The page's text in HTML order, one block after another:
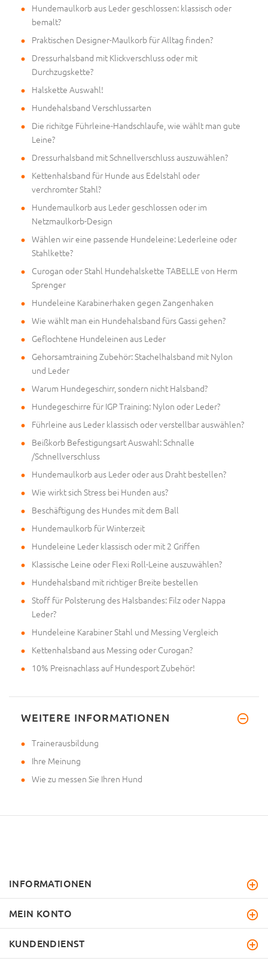
Hundemaulkorb aus Leder geschlossen: klassisch oder
bemalt?
Praktischen Designer-Maulkorb für Alltag finden?
Dressurhalsband mit Klickverschluss oder mit
Durchzugskette?
Halskette Auswahl!
Hundehalsband Verschlussarten
Die richitge Führleine-Handschlaufe, wie wählt man gute
Leine?
Dressurhalsband mit Schnellverschluss auszuwählen?
Kettenhalsband für Hunde aus Edelstahl oder
verchromter Stahl?
Hundemaulkorb aus Leder geschlossen oder im
Netzmaulkorb-Design
Wählen wir eine passende Hundeleine: Lederleine oder
Stahlkette?
Curogan oder Stahl Hundehalskette TABELLE von Herm
Sprenger
Hundeleine Karabinerhaken gegen Zangenhaken
Wie wählt man ein Hundehalsband fürs Gassi gehen?
Geflochtene Hundeleinen aus Leder
Gehorsamtraining Zubehör: Stachelhalsband mit Nylon
und Leder
Warum Hundegeschirr, sondern nicht Halsband?
Hundegeschirre für IGP Training: Nylon oder Leder?
Führleine aus Leder klassisch oder verstellbar auswählen?
Beißkorb Befestigungsart Auswahl: Schnalle
/Schnellverschluss
Hundemaulkorb aus Leder oder aus Draht bestellen?
Wie wirkt sich Stress bei Hunden aus?
Beschäftigung des Hundes mit dem Ball
Hundemaulkorb für Winterzeit
Hundeleine Leder klassisch oder mit 2 Griffen
Klassische Leine oder Flexi Roll-Leine auszuwählen?
Hundehalsband mit richtiger Breite bestellen
Stoff für Polsterung des Halsbandes: Filz oder Nappa
Leder?
Hundeleine Karabiner Stahl und Messing Vergleich
Kettenhalsband aus Messing oder Curogan?
10% Preisnachlass auf Hundesport Zubehör!
WEITERE INFORMATIONEN
Trainerausbildung
Ihre Meinung
Wie zu messen Sie Ihren Hund
INFORMATIONEN
MEIN KONTO
KUNDENDIENST